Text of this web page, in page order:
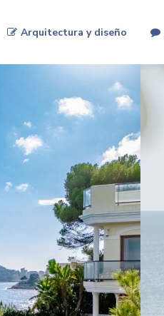
Arquitectura y diseño